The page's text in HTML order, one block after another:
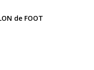
de FOOT